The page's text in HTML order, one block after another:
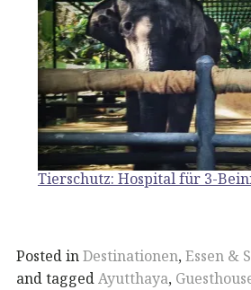
Tierschutz: Hospital für 3-
Posted inDestinationen,Essen &
and taggedAyutthaya,